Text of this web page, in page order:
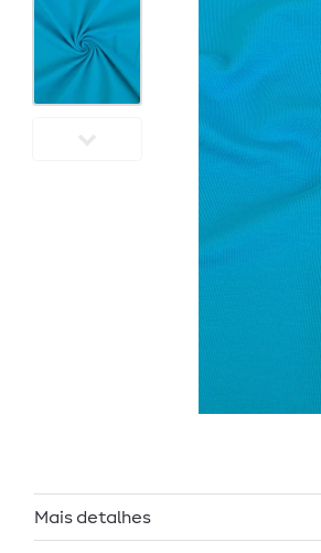
Mais detalhes